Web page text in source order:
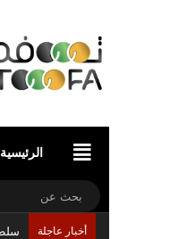
الرئيسيةالرئيسية
أخبار عاجلة